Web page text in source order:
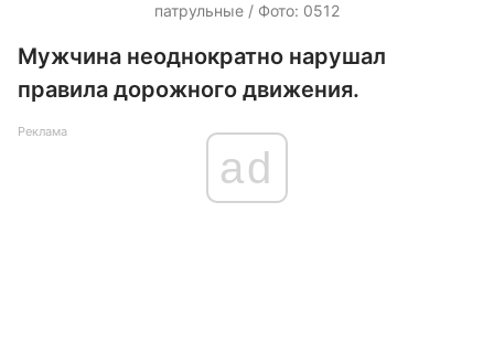
патрульные / Фото: 0512
Мужчина неоднократно нарушал
правила дорожного движения.
Реклама
ad